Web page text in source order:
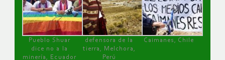
Pueblo Shuar
dice no a la
minería, Ecuador
defensora de la
tierra, Melchora,
Perú
Caimanes, Chile